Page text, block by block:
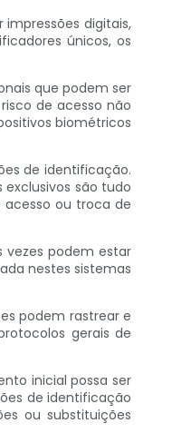
digitais,
únicos, os
que podem ser
de acesso não
biométricos
de identificação.
são tudo
acesso ou troca de
vezes podem estar
nestes sistemas
podem rastrear e
gerais de
inicial possa ser
de identificação
ou substituições